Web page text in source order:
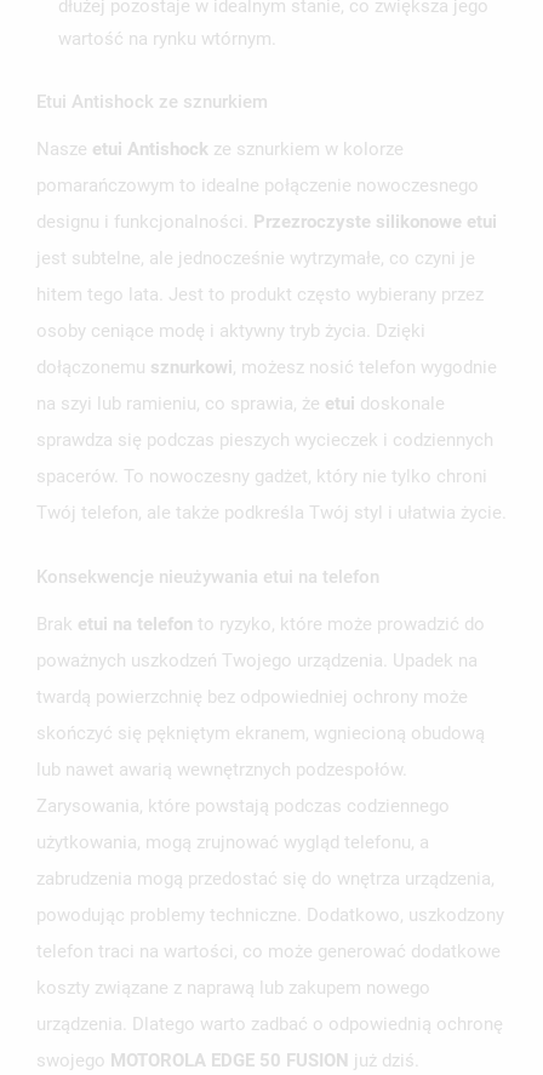
dłużej pozostaje w idealnym stanie, co zwiększa jego
wartość na rynku wtórnym.
Etui Antishock ze sznurkiem
Nasze etui Antishock ze sznurkiem w kolorze
pomarańczowym to idealne połączenie nowoczesnego
designu i funkcjonalności.
Przezroczyste silikonowe etui
jest subtelne, ale jednocześnie wytrzymałe, co czyni je
hitem tego lata. Jest to produkt często wybierany przez
osoby ceniące modę i aktywny tryb życia. Dzięki
dołączonemu sznurkowi, możesz nosić telefon wygodnie
na szyi lub ramieniu, co sprawia, że etui doskonale
sprawdza się podczas pieszych wycieczek i codziennych
spacerów. To nowoczesny gadżet, który nie tylko chroni
Twój telefon, ale także podkreśla Twój styl i ułatwia życie.
Konsekwencje nieużywania etui na telefon
Brak etui na telefon to ryzyko, które może prowadzić do
poważnych uszkodzeń Twojego urządzenia. Upadek na
twardą powierzchnię bez odpowiedniej ochrony może
skończyć się pękniętym ekranem, wgniecioną obudową
lub nawet awarią wewnętrznych podzespołów.
Zarysowania, które powstają podczas codziennego
użytkowania, mogą zrujnować wygląd telefonu, a
zabrudzenia mogą przedostać się do wnętrza urządzenia,
powodując problemy techniczne. Dodatkowo, uszkodzony
telefon traci na wartości, co może generować dodatkowe
koszty związane z naprawą lub zakupem nowego
urządzenia. Dlatego warto zadbać o odpowiednią ochronę
swojego MOTOROLA EDGE 50 FUSION już dziś.
MOJE LISTY ŻYCZEŃ
add_circle_outline UTWÓRZ NOWĄ LISTĘ
ZALOGUJ SIĘ
SWOJEJ LIŚCIE ŻYCZEŃ.
ANULUJ ZALOGUJ SIĘ